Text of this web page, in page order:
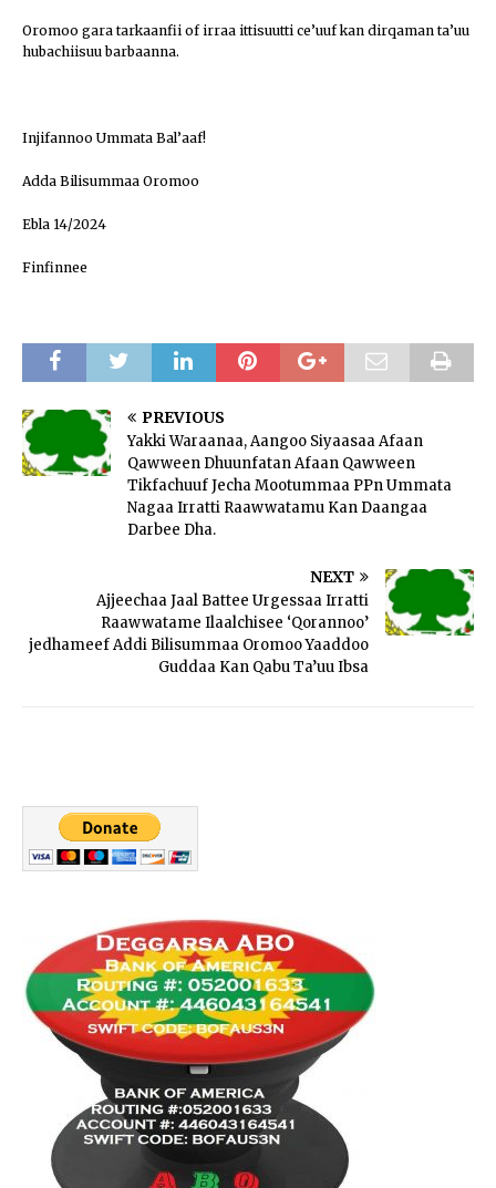
Oromoo gara tarkaanfii of irraa ittisuutti ce’uuf kan dirqaman ta’uu
hubachiisuu barbaanna.
Injifannoo Ummata Bal’aaf!
Adda Bilisummaa Oromoo
Ebla 14/2024
Finfinnee
PREVIOUS
Yakki Waraanaa, Aangoo Siyaasaa Afaan
Qawween Dhuunfatan Afaan Qawween
Tikfachuuf Jecha Mootummaa PPn Ummata
Nagaa Irratti Raawwatamu Kan Daangaa
Darbee Dha.
NEXT
Ajjeechaa Jaal Battee Urgessaa Irratti
Raawwatame Ilaalchisee ‘Qorannoo’
jedhameef Addi Bilisummaa Oromoo Yaaddoo
Guddaa Kan Qabu Ta’uu Ibsa